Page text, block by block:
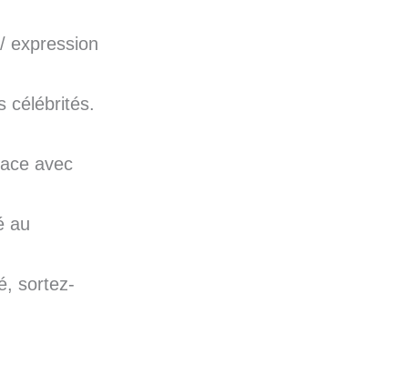
expression
célébrités.
avec
au
sortez-